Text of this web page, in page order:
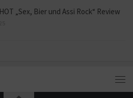
„Sex, Bier und Assi Rock“ Review